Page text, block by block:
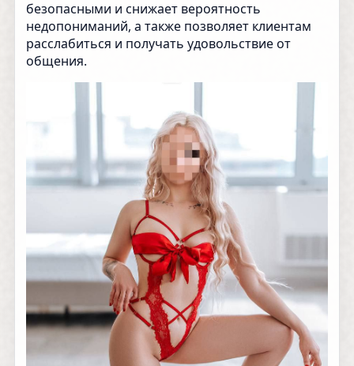
безопасными и снижает вероятность
недопониманий, а также позволяет клиентам
расслабиться и получать удовольствие от
общения.